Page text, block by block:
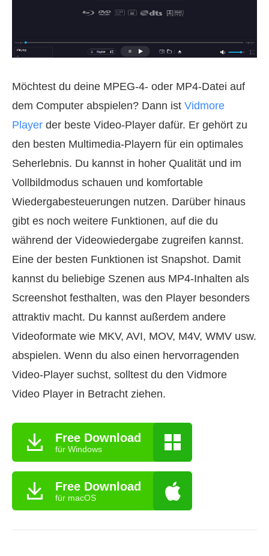
Möchtest du deine MPEG-4- oder MP4-Datei auf
dem Computer abspielen? Dann ist Vidmore
Player der beste Video-Player dafür. Er gehört zu
den besten Multimedia-Playern für ein optimales
Seherlebnis. Du kannst in hoher Qualität und im
Vollbildmodus schauen und komfortable
Wiedergabesteuerungen nutzen. Darüber hinaus
gibt es noch weitere Funktionen, auf die du
während der Videowiedergabe zugreifen kannst.
Eine der besten Funktionen ist Snapshot. Damit
kannst du beliebige Szenen aus MP4-Inhalten als
Screenshot festhalten, was den Player besonders
attraktiv macht. Du kannst außerdem andere
Videoformate wie MKV, AVI, MOV, M4V, WMV usw.
abspielen. Wenn du also einen hervorragenden
Video-Player suchst, solltest du den Vidmore
Video Player in Betracht ziehen.
Free Download
für Windows
Free Download
für macOS